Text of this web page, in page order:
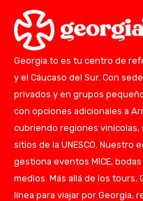
Georgia.to es tu centro de
y el Cáucaso del Sur. Con
privados y en grupos
con opciones adicionales a
cubriendo regiones
sitios de la UNESCO.
gestiona eventos MICE,
medios. Más allá de los tours,
línea para viajar por Georgia,